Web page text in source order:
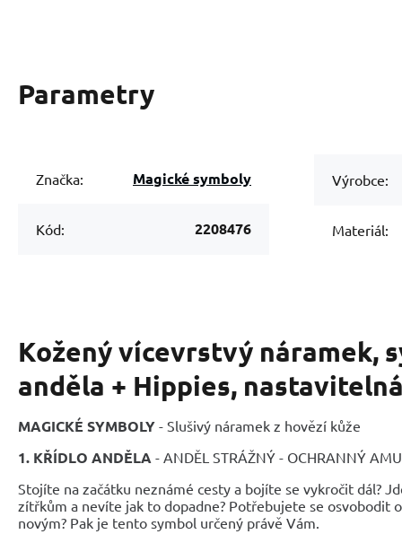
Parametry
Značka: Magické symboly
Kód: 2208476
Výrobce:
Materiál:
Kožený vícevrstvý náramek,
anděla + Hippies,
MAGICKÉ SYMBOLY - Slušivý náramek z hovězí kůže
1. KŘÍDLO ANDĚLA - ANDĚL STRÁŽNÝ - OCHRANNÝ
Stojíte na začátku neznámé cesty a bojíte se vykročit dál?
zítřkům a nevíte jak to dopadne? Potřebujete se osvobodit
novým? Pak je tento symbol určený právě Vám.